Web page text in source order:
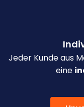
Jeder Kunde aus
eine